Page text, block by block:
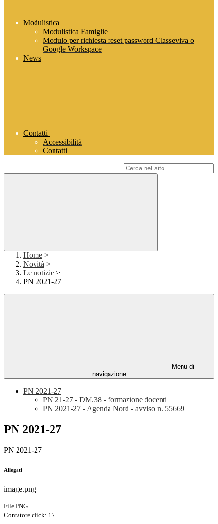
Modulistica
Modulistica Famiglie
Modulo per richiesta reset password Classeviva o
Google Workspace
News
Contatti
Accessibilità
Contatti
Home >
Novità >
Le notizie >
PN 2021-27
Menu di
navigazione
PN 2021-27
PN 21-27 - DM.38 - formazione docenti
PN 2021-27 - Agenda Nord - avviso n. 55669
PN 2021-27
PN 2021-27
Allegati
image.png
File PNG
Contatore click: 17